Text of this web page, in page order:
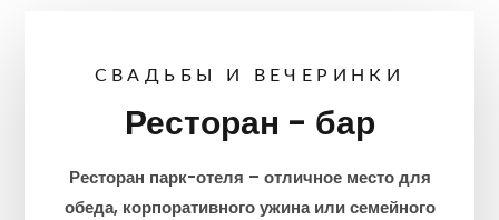
СВАДЬБЫ И ВЕЧЕРИНКИ
Ресторан - бар
Ресторан парк-отеля – отличное место для
обеда, корпоративного ужина или семейного